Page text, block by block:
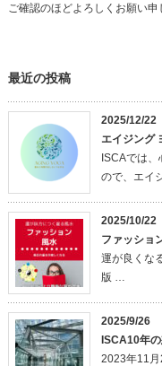
ご確認のほどよろしくお願い申
最近の投稿
2025/12/22
エイジング
ISCAでは、
ので、エイ
2025/10/22
ファッショ
運が良くな
版 …
2025/9/26
ISCA10年
2023年11月